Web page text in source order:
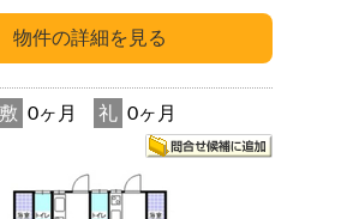
敷 0ヶ月 礼 0ヶ月